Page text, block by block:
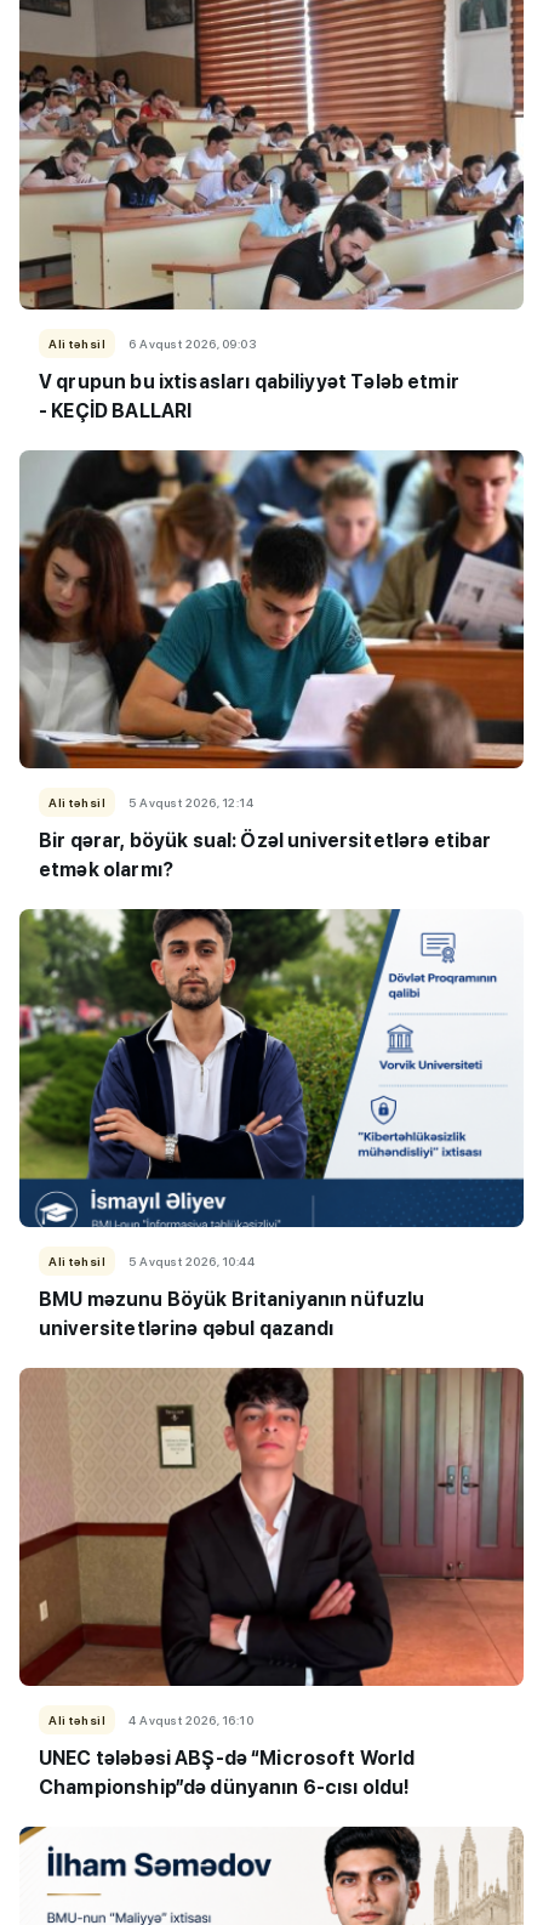
Ali təhsil 6 Avqust 2026, 09:03
V qrupun bu ixtisasları qabiliyyət Tələb etmir
- KEÇİD BALLARI
Ali təhsil 5 Avqust 2026, 12:14
Bir qərar, böyük sual: Özəl universitetlərə etibar
etmək olarmı?
Ali təhsil 5 Avqust 2026, 10:44
BMU məzunu Böyük Britaniyanın nüfuzlu
universitetlərinə qəbul qazandı
Ali təhsil 4 Avqust 2026, 16:10
UNEC tələbəsi ABŞ-də “Microsoft World
Championship”də dünyanın 6-cısı oldu!